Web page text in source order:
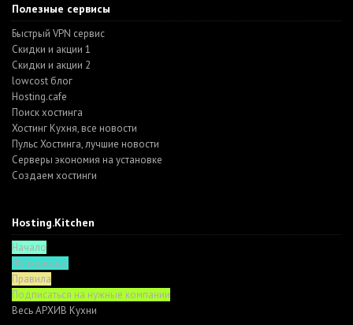
Полезные сервисы
Быстрый VPN сервис
Скидки и акции 1
Скидки и акции 2
lowcost блог
Hosting.cafe
Поиск хостинга
Хостинг Кухня, все новости
Пульс Хостинга, лучшие новости
Серверы экономия на установке
Создаем хостинги
Hosting.Kitchen
Начало
Функционал
Правила
Подписаться на нужные компании
Весь АРХИВ Кухни